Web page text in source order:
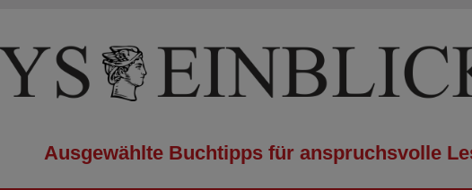
Ausgewählte Buchtipps für anspruchsvolle